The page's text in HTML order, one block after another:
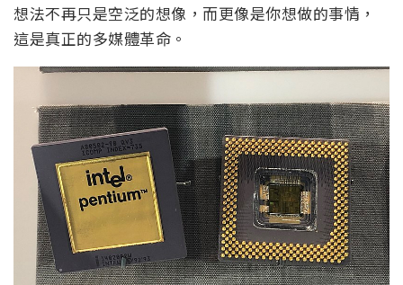
想法不再只是空泛的想像，而更像是你想做的事情，
這是真正的多媒體革命。